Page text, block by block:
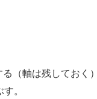
（軸は残しておく
。